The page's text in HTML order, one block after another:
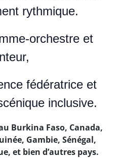
rythmique.
orchestre et
fédératrice et
inclusive.
Burkina Faso, Canada,
Gambie, Sénégal,
et bien d’autres pays.